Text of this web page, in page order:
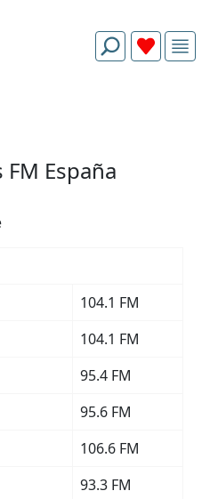
España
104.1 FM
104.1 FM
95.4 FM
95.6 FM
106.6 FM
93.3 FM